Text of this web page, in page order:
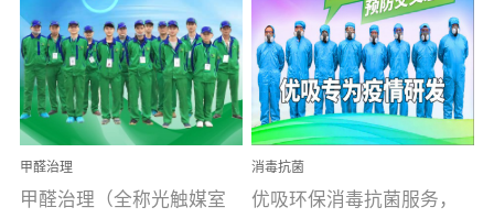
甲醛治理
甲醛治理（全称光触媒室
消毒抗菌
优吸环保消毒抗菌服务，